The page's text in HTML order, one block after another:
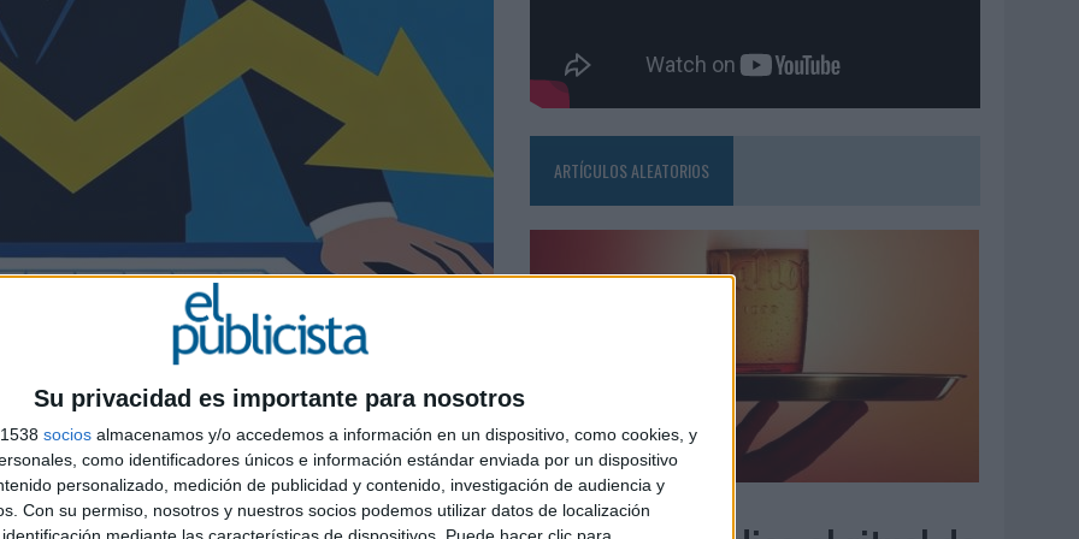
Su privacidad es importante para nosotros
socios almacenamos y/o accedemos a información en un dispositivo, como cookies, y
como identificadores únicos e información estándar enviada por un dispositivo
personalizado, medición de publicidad y contenido, investigación de audiencia y
Con su permiso, nosotros y nuestros socios podemos utilizar datos de localización
mediante las características de dispositivos. Puede hacer clic para
SPAIN PARA SAMSUNG ELECTRONICS IBERIA
son las principales preocupaciones de los
empresas españolas tienen entre sus objetivos
ARTÍCULOS ALEATORIOS